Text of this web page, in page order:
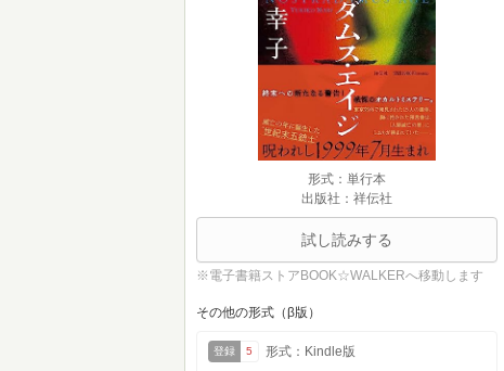
形式：単行本
出版社：祥伝社
試し読みする
※電子書籍ストアBOOK☆WALKERへ移動します
その他の形式（β版）
登録 5
形式：Kindle版